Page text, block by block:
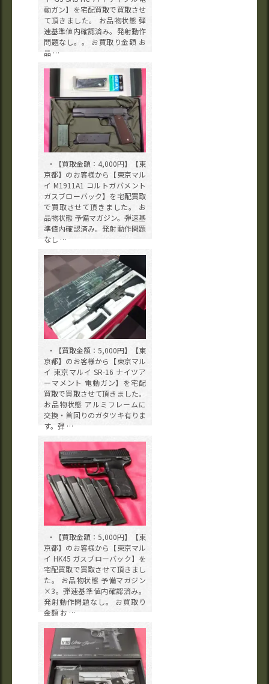
動ガン】を宅配買取で買取させ
て頂きました。 お品物状態 弾
速基準値内確認済み。発射動作
問題なし。。 お買取り金額 お
品 …
・【買取金額：4,000円】【東
京都】のお客様から【東京マル
イ M1911A1 コルトガバメント
ガスブローバック】を宅配買取
で買取させて頂きました。 お
品物状態 予備マガジン。弾速基
準値内確認済み。発射動作問題
なし …
・【買取金額：5,000円】【東
京都】のお客様から【東京マル
イ 東京マルイ SR-16 ナイツア
ーマメント 電動ガン】を宅配
買取で買取させて頂きました。
お品物状態 アルミフレームに
交換・首回りのガタツキ有りま
す。弾 …
・【買取金額：5,000円】【東
京都】のお客様から【東京マル
イ HK45 ガスブローバック】を
宅配買取で買取させて頂きまし
た。 お品物状態 予備マガジン
×3。弾速基準値内確認済み。
発射動作問題なし。 お買取り
金額 お …